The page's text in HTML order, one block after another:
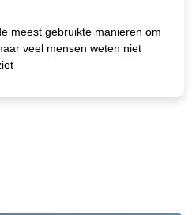
meest gebruikte manieren om
veel mensen weten niet